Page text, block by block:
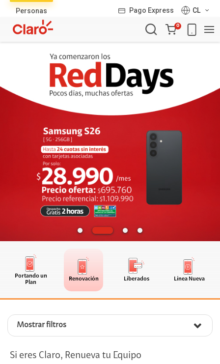
Personas Pago Express
CL
Carro
de
0
Portando un
Plan
Renovación Liberados Línea Nueva
Mostrar filtros
productos
Si eres Claro, Renueva tu Equipo